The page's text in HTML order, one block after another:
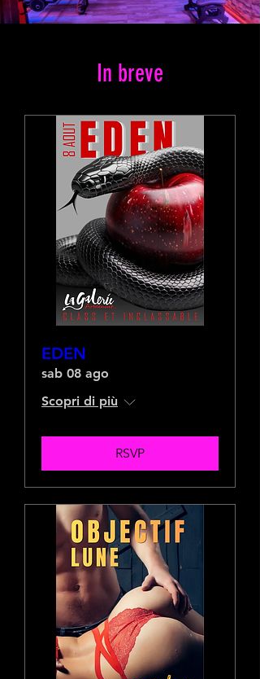
In breve
EDEN
sab 08 ago
Scopri di più
RSVP